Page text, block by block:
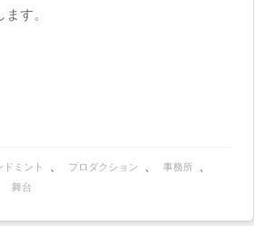
す。
ドミント 、 プロダクション 、 事務所 、
舞台